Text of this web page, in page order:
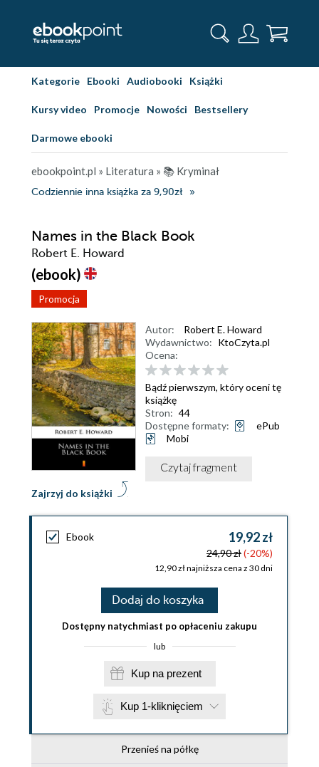
Kategorie Ebooki Audiobooki Książki
Kursy video Promocje Nowości Bestsellery
Darmowe ebooki
ebookpoint.pl » Literatura » 📚 Kryminał
Codziennie inna książka za 9,90zł
Names in the Black Book
Robert E. Howard
(ebook)
Promocja
Zajrzyj do książki
Autor:
Robert E. Howard
Wydawnictwo: KtoCzyta.pl
Ocena:
Bądź pierwszym, który oceni tę
książkę
Stron: 44
Dostępne formaty:
ePub
Mobi
Czytaj fragment
Ebook 19,92 zł
24,90 zł(-20%)
12,90 zł najniższa cena z 30 dni
Dodaj do koszyka
Dostępny natychmiast po opłaceniu zakupu
lub
Kup na prezent
Kup 1-kliknięciem
Przenieś na półkę